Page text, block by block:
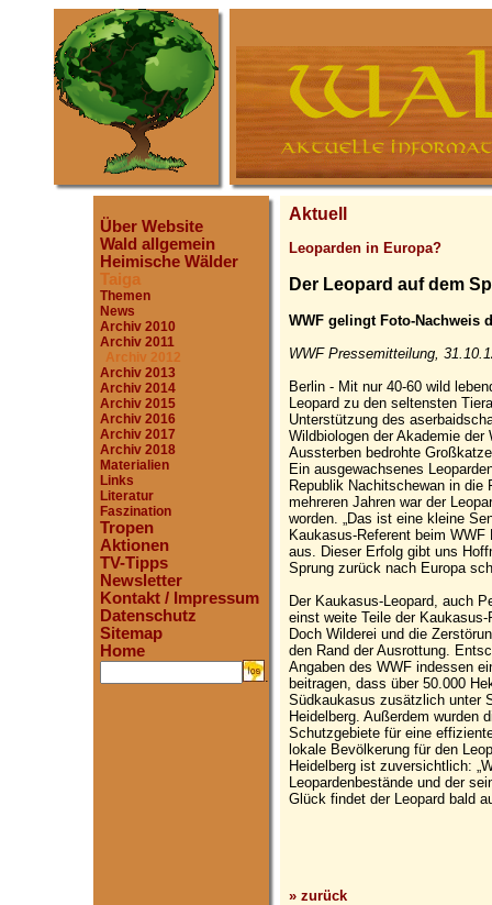
Über Website
Wald allgemein
Heimische Wälder
Taiga
Themen
News
Archiv 2010
Archiv 2011
Archiv 2012
Archiv 2013
Archiv 2014
Archiv 2015
Archiv 2016
Archiv 2017
Archiv 2018
Materialien
Links
Literatur
Faszination
Tropen
Aktionen
TV-Tipps
Newsletter
Kontakt / Impressum
Datenschutz
Sitemap
Home
.
Aktuell
Leoparden in Europa?
Der Leopard auf dem
WWF gelingt Foto-Nachweis
WWF Pressemitteilung,
Berlin - Mit nur 40-60 wild
Leopard zu den seltensten
Unterstützung des
Wildbiologen der Akademie
Aussterben bedrohte
Ein ausgewachsenes
Republik Nachitschewan in die
mehreren Jahren war der
worden. „Das ist eine kleine
Kaukasus-Referent beim
aus. Dieser Erfolg gibt uns
Sprung zurück nach Europa
Der Kaukasus-Leopard, auch
einst weite Teile der
Doch Wilderei und die
den Rand der Ausrottung.
Angaben des WWF indessen
beitragen, dass über 50.000
Südkaukasus zusätzlich unter
Heidelberg. Außerdem wurden
Schutzgebiete für eine
lokale Bevölkerung für den
Heidelberg ist zuversichtlich:
Leopardenbestände und der
Glück findet der Leopard bald
» zurück